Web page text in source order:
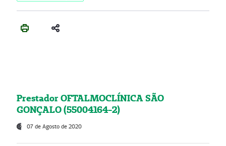
Prestador OFTALMOCLÍNICA SÃO
GONÇALO (55004164-2)
07 de Agosto de 2020